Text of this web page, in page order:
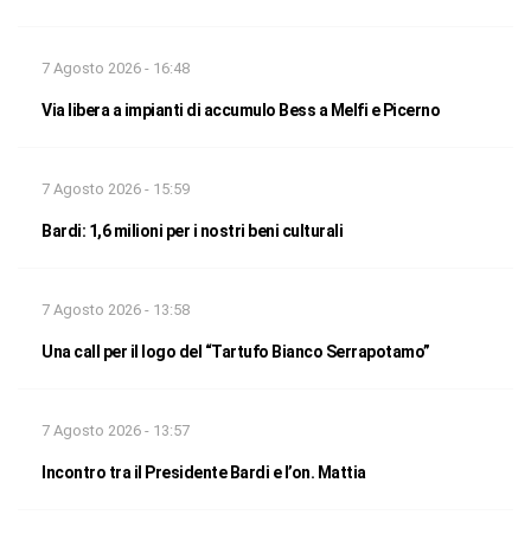
7 Agosto 2026 - 16:48
Via libera a impianti di accumulo Bess a Melfi e Picerno
7 Agosto 2026 - 15:59
Bardi: 1,6 milioni per i nostri beni culturali
7 Agosto 2026 - 13:58
Una call per il logo del “Tartufo Bianco Serrapotamo”
7 Agosto 2026 - 13:57
Incontro tra il Presidente Bardi e l’on. Mattia